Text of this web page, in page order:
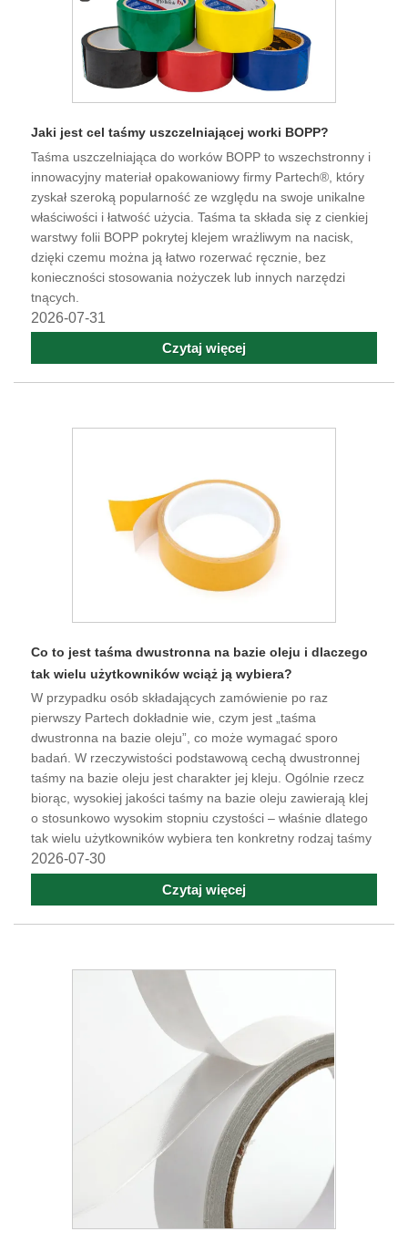
Jaki jest cel taśmy uszczelniającej worki BOPP?
Taśma uszczelniająca do worków BOPP to wszechstronny i
innowacyjny materiał opakowaniowy firmy Partech®, który
zyskał szeroką popularność ze względu na swoje unikalne
właściwości i łatwość użycia. Taśma ta składa się z cienkiej
warstwy folii BOPP pokrytej klejem wrażliwym na nacisk,
dzięki czemu można ją łatwo rozerwać ręcznie, bez
konieczności stosowania nożyczek lub innych narzędzi
tnących.
2026-07-31
Czytaj więcej
Co to jest taśma dwustronna na bazie oleju i dlaczego
tak wielu użytkowników wciąż ją wybiera?
W przypadku osób składających zamówienie po raz
pierwszy Partech dokładnie wie, czym jest „taśma
dwustronna na bazie oleju”, co może wymagać sporo
badań. W rzeczywistości podstawową cechą dwustronnej
taśmy na bazie oleju jest charakter jej kleju. Ogólnie rzecz
biorąc, wysokiej jakości taśmy na bazie oleju zawierają klej
o stosunkowo wysokim stopniu czystości – właśnie dlatego
tak wielu użytkowników wybiera ten konkretny rodzaj taśmy
2026-07-30
Czytaj więcej